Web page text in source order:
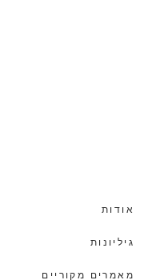
אודות
גיליונות
מאמרים מקוריים